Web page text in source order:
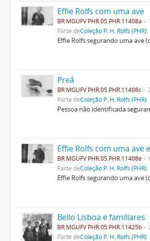
Effie Rolfs com uma ave
BR MGUFV PHR.05.PHR.11408a
Parte deColeção P. H. Rolfs (PHR)
Effie Rolfs segurando uma ave
Preá
BR MGUFV PHR.05.PHR.11408c
Parte deColeção P. H. Rolfs (PHR)
Pessoa não identificada
Effie Rolfs com uma ave
BR MGUFV PHR.05.PHR.11408e
Parte deColeção P. H. Rolfs (PHR)
Effie Rolfs segurando uma ave
Bello Lisboa e familiares
BR MGUFV PHR.05.PHR.11425b
Parte deColeção P. H. Rolfs (PHR)